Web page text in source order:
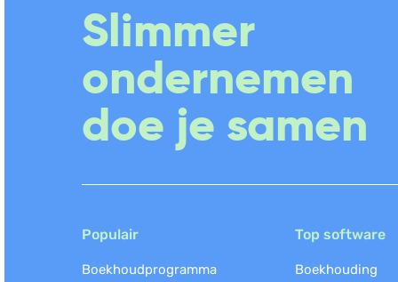
Slimmer
ondernemen
doe je samen
Populair
Boekhoudprogramma
Top software
Boekhouding